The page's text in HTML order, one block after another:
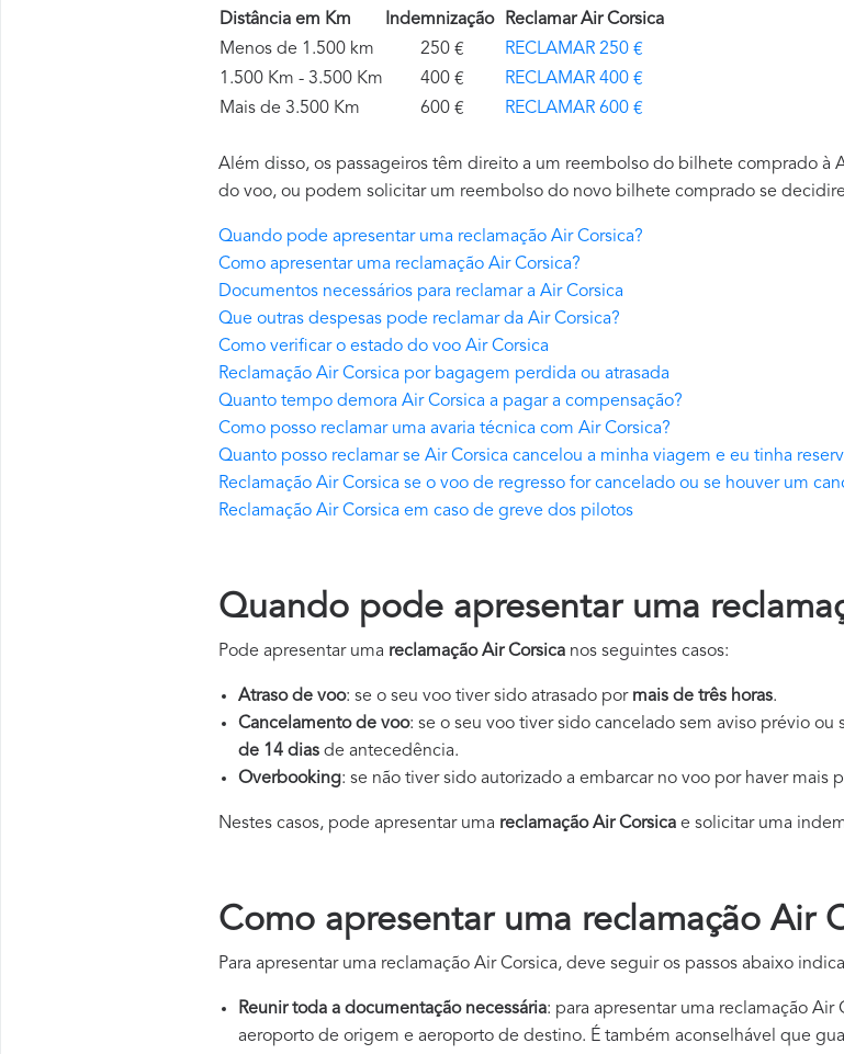
Distância em Km Indemnização
Reclamar Air Corsica
Menos de 1.500 km
250 €
RECLAMAR 250 €
1.500 Km - 3.500 Km
400 €
RECLAMAR 400 €
Mais de 3.500 Km
600 € RECLAMAR 600 €
Além disso, os passageiros têm direito a um reembolso do bilhete comprado à
do voo, ou podem solicitar um reembolso do novo bilhete comprado se
Quando pode apresentar uma reclamação Air Corsica?
Como apresentar uma reclamação Air Corsica?
Documentos necessários para reclamar a Air Corsica
Que outras despesas pode reclamar da Air Corsica?
Como verificar o estado do voo Air Corsica
Reclamação Air Corsica por bagagem perdida ou atrasada
Quanto tempo demora Air Corsica a pagar a compensação?
Como posso reclamar uma avaria técnica com Air Corsica?
Quanto posso reclamar se Air Corsica cancelou a minha viagem e eu tinha
Reclamação Air Corsica se o voo de regresso for cancelado ou se houver um
Reclamação Air Corsica em caso de greve dos pilotos
Quando pode apresentar uma
Pode apresentar uma reclamação Air Corsica nos seguintes casos:
Atraso de voo: se o seu voo tiver sido atrasado por mais de três horas.
Cancelamento de voo: se o seu voo tiver sido cancelado sem aviso prévio
de 14 dias de antecedência.
Overbooking: se não tiver sido autorizado a embarcar no voo por haver mais
Nestes casos, pode apresentar uma reclamação Air Corsica e solicitar uma
Como apresentar uma reclamação Air
Para apresentar uma reclamação Air Corsica, deve seguir os passos abaixo
Reunir toda a documentação necessária: para apresentar uma reclamação
aeroporto de origem e aeroporto de destino. É também aconselhável que